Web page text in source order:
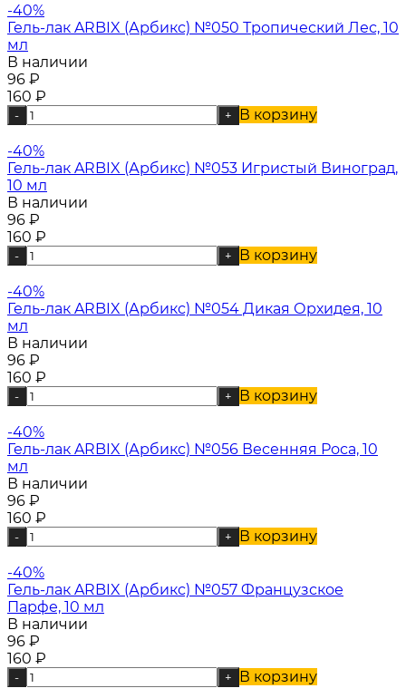
-40%
Гель-лак ARBIX (Арбикс) №050 Тропический Лес, 10
мл
В наличии
96 ₽
160 ₽
- + В корзину
-40%
Гель-лак ARBIX (Арбикс) №053 Игристый Виноград,
10 мл
В наличии
96 ₽
160 ₽
- + В корзину
-40%
Гель-лак ARBIX (Арбикс) №054 Дикая Орхидея, 10
мл
В наличии
96 ₽
160 ₽
- + В корзину
-40%
Гель-лак ARBIX (Арбикс) №056 Весенняя Роса, 10
мл
В наличии
96 ₽
160 ₽
- + В корзину
-40%
Гель-лак ARBIX (Арбикс) №057 Французское
Парфе, 10 мл
В наличии
96 ₽
160 ₽
- + В корзину